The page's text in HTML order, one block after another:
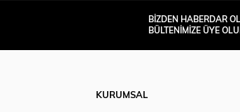
BİZDEN HABERDAR
BÜLTENİMİZE ÜYE
KURUMSAL